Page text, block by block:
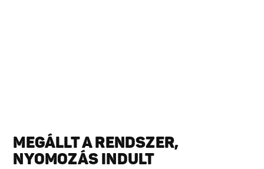
MEGÁLLT A RENDSZER,
NYOMOZÁS INDULT